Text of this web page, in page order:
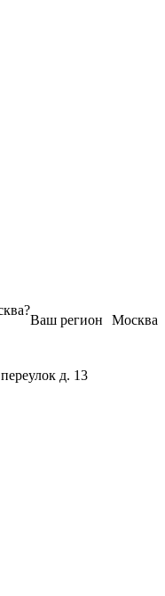
Москва
Ваш регион
?
д. 13